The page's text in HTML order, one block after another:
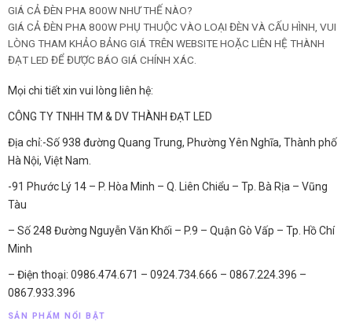
GIÁ CẢ ĐÈN PHA 800W NHƯ THẾ NÀO?
GIÁ CẢ ĐÈN PHA 800W PHỤ THUỘC VÀO LOẠI ĐÈN VÀ CẤU HÌNH, VUI
LÒNG THAM KHẢO BẢNG GIÁ TRÊN WEBSITE HOẶC LIÊN HỆ THÀNH
ĐẠT LED ĐỂ ĐƯỢC BÁO GIÁ CHÍNH XÁC.
Mọi chi tiết xin vui lòng liên hệ:
CÔNG TY TNHH TM & DV THÀNH ĐẠT LED
Địa chỉ:-Số 938 đường Quang Trung, Phường Yên Nghĩa, Thành phố
Hà Nội, Việt Nam.
-91 Phước Lý 14 – P. Hòa Minh – Q. Liên Chiểu – Tp. Bà Rịa – Vũng
Tàu
– Số 248 Đường Nguyễn Văn Khối – P.9 – Quận Gò Vấp – Tp. Hồ Chí
Minh
– Điện thoại: 0986.474.671 – 0924.734.666 – 0867.224.396 –
0867.933.396
SẢN PHẨM NỔI BẬT